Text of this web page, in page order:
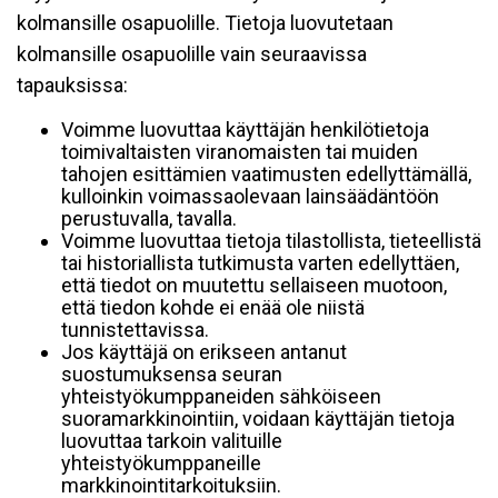
kolmansille osapuolille. Tietoja luovutetaan
kolmansille osapuolille vain seuraavissa
tapauksissa:
Voimme luovuttaa käyttäjän henkilötietoja
toimivaltaisten viranomaisten tai muiden
tahojen esittämien vaatimusten edellyttämällä,
kulloinkin voimassaolevaan lainsäädäntöön
perustuvalla, tavalla.
Voimme luovuttaa tietoja tilastollista, tieteellistä
tai historiallista tutkimusta varten edellyttäen,
että tiedot on muutettu sellaiseen muotoon,
että tiedon kohde ei enää ole niistä
tunnistettavissa.
Jos käyttäjä on erikseen antanut
suostumuksensa seuran
yhteistyökumppaneiden sähköiseen
suoramarkkinointiin, voidaan käyttäjän tietoja
luovuttaa tarkoin valituille
yhteistyökumppaneille
markkinointitarkoituksiin.